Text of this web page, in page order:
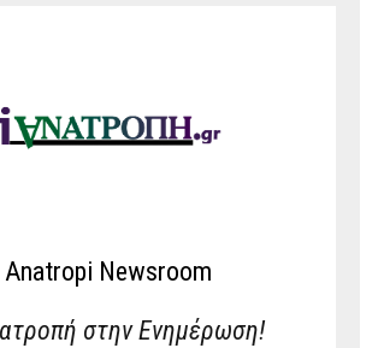
Anatropi Newsroom
στην Ενημέρωση!